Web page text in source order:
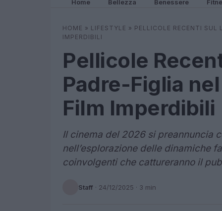
Home Bellezza Benessere
HOME » LIFESTYLE » PELLICOLE RECENTI SUL
IMPERDIBILI
Pellicole
Padre-Figlia
Film Imperdibili
Il cinema del 2026 si preannuncia
nell’esplorazione delle dinamiche
coinvolgenti che cattureranno il
Staff · 24/12/2025 · 3 min